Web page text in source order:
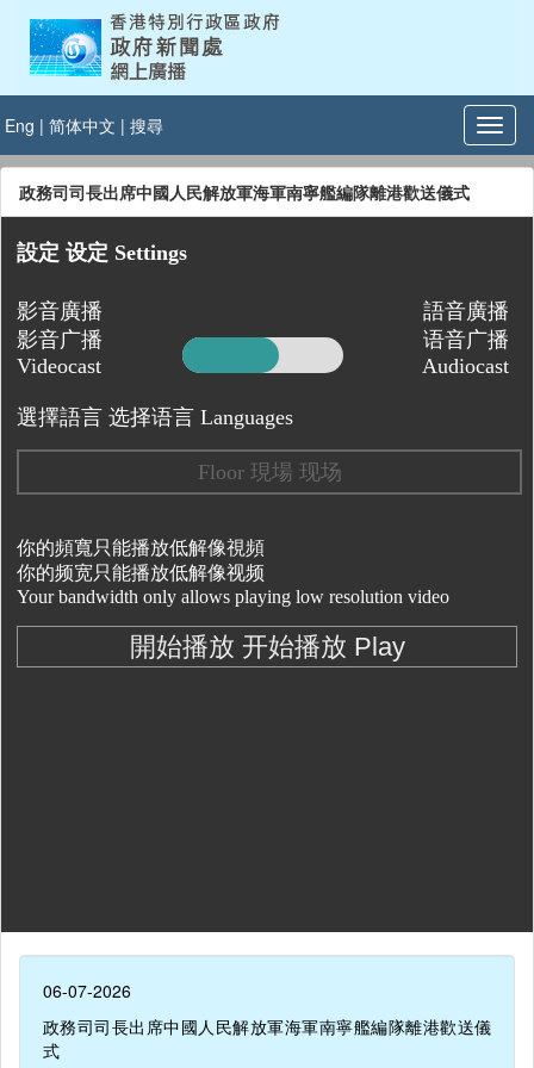
Eng | 简体中文 | 搜尋
政務司司長出席中國人民解放軍海軍南寧艦編隊離港歡送儀式
06-07-2026
政務司司長出席中國人民解放軍海軍南寧艦編隊離港歡送儀
式